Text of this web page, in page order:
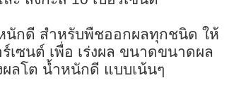
นักดี สำหรับพืชออกผลทุกชนิด ให้
เซนต์ เพื่อ เร่งผล ขนาดขนาดผล
ลโต น้ำหนักดี แบบเน้นๆ